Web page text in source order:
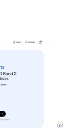
€0.00.